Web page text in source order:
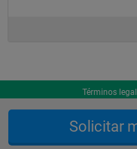
Solicitar
Términos